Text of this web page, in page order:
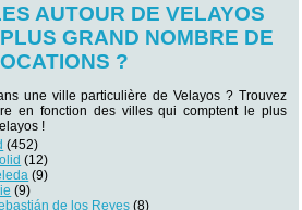
AUTOUR DE VELAYOS
GRAND NOMBRE DE
?
une ville particulière de Velayos ? Trouvez
en fonction des villes qui comptent le plus
!
(452)
(12)
(9)
(9)
de los Reyes (8)